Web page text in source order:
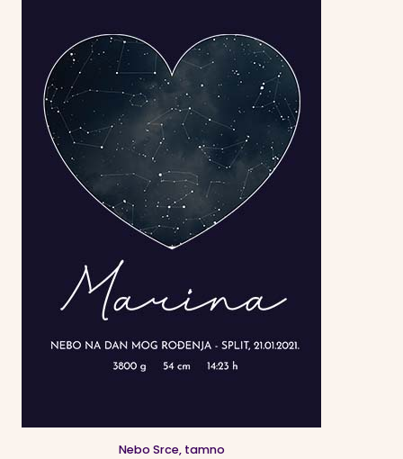
Nebo Srce, tamno